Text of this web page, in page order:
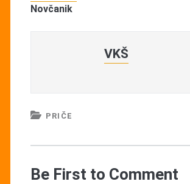
Novčanik
VKŠ
PRIČE
Be First to Comment